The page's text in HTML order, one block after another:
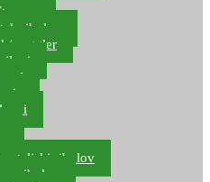
ribolov
waggler
ribolov
ribolov